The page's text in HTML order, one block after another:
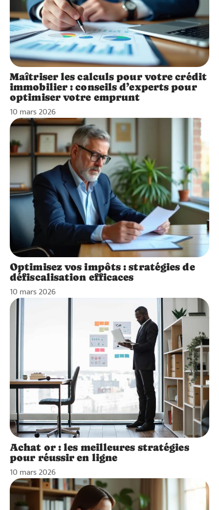
Maîtriser les calculs pour votre crédit
immobilier : conseils d’experts pour
optimiser votre emprunt
10 mars 2026
Optimisez vos impôts : stratégies de
défiscalisation efficaces
10 mars 2026
Achat or : les meilleures stratégies
pour réussir en ligne
10 mars 2026